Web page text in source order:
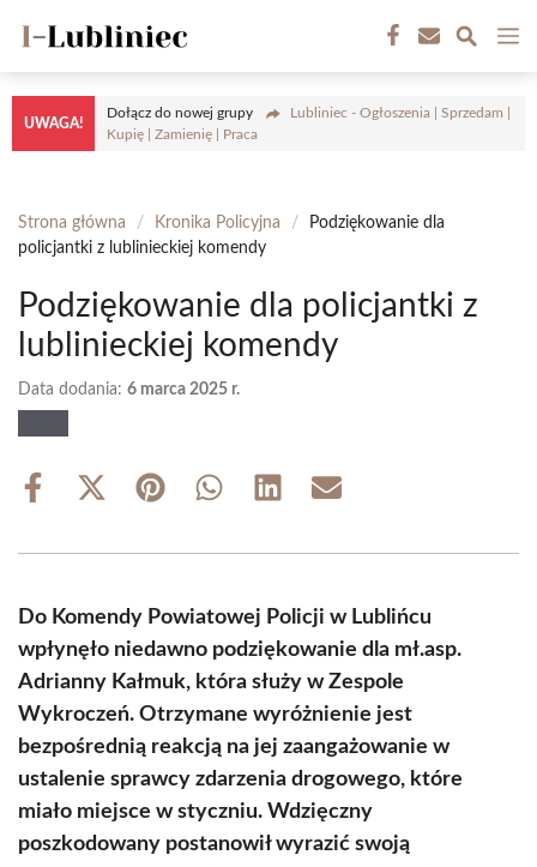
treści
UWAGA!
Dołącz do nowej grupy
Lubliniec - Ogłoszenia | Sprzedam |
Kupię | Zamienię | Praca
Strona główna / Kronika Policyjna /
Podziękowanie dla
policjantki z lublinieckiej komendy
Podziękowanie dla policjantki z
lublinieckiej komendy
Data dodania: 6 marca 2025 r.
Share
Share
(Twitter)
Share Share Share Share
Do Komendy Powiatowej Policji w Lublińcu
wpłynęło niedawno podziękowanie dla mł.asp.
Adrianny Kałmuk, która służy w Zespole
Wykroczeń. Otrzymane wyróżnienie jest
bezpośrednią reakcją na jej zaangażowanie w
ustalenie sprawcy zdarzenia drogowego, które
miało miejsce w styczniu. Wdzięczny
poszkodowany postanowił wyrazić swoją